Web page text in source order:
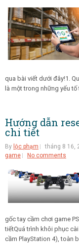
qua bài viết dưới đây!1.
là một trong những yếu
Hướng dẫn
chi tiết
By lộc phạm tháng 8 16,
game
No comments
gốc tay cầm chơi game
tiếtQuá trình khôi phục
cầm PlayStation 4), toàn